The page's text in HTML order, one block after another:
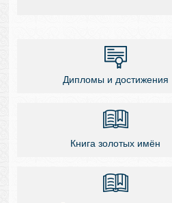
Дипломы и достижения
Книга золотых имён